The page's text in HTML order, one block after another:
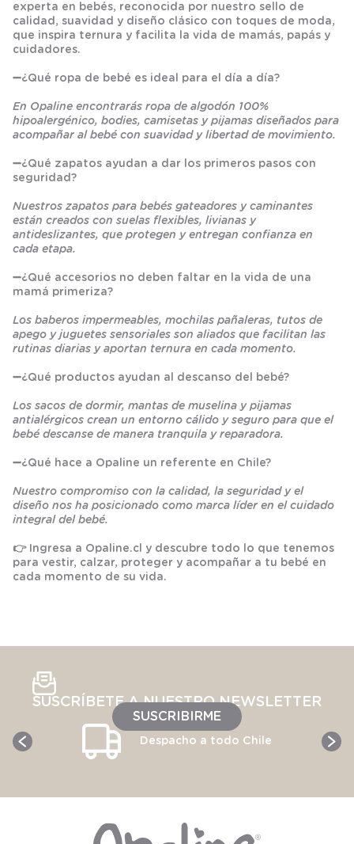
experta en bebés, reconocida por nuestro sello de
calidad, suavidad y diseño clásico con toques de moda,
que inspira ternura y facilita la vida de mamás, papás y
cuidadores.
➖¿Qué ropa de bebé es ideal para el día a día?
En Opaline encontrarás ropa de algodón 100%
hipoalergénico, bodies, camisetas y pijamas diseñados para
acompañar al bebé con suavidad y libertad de movimiento.
➖¿Qué zapatos ayudan a dar los primeros pasos con
seguridad?
Nuestros zapatos para bebés gateadores y caminantes
están creados con suelas flexibles, livianas y
antideslizantes, que protegen y entregan confianza en
cada etapa.
➖¿Qué accesorios no deben faltar en la vida de una
mamá primeriza?
Los baberos impermeables, mochilas pañaleras, tutos de
apego y juguetes sensoriales son aliados que facilitan las
rutinas diarias y aportan ternura en cada momento.
➖¿Qué productos ayudan al descanso del bebé?
Los sacos de dormir, mantas de muselina y pijamas
antialérgicos crean un entorno cálido y seguro para que el
bebé descanse de manera tranquila y reparadora.
➖¿Qué hace a Opaline un referente en Chile?
Nuestro compromiso con la calidad, la seguridad y el
diseño nos ha posicionado como marca líder en el cuidado
integral del bebé.
👉 Ingresa a Opaline.cl y descubre todo lo que tenemos
para vestir, calzar, proteger y acompañar a tu bebé en
cada momento de su vida.
SUSCRÍBETE A NUESTRO NEWSLETTER
SUSCRIBIRME
Despacho a todo Chile